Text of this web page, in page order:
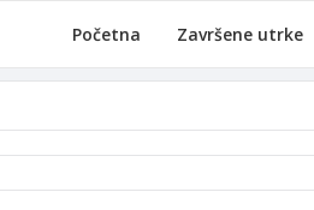
Početna Završene utrke